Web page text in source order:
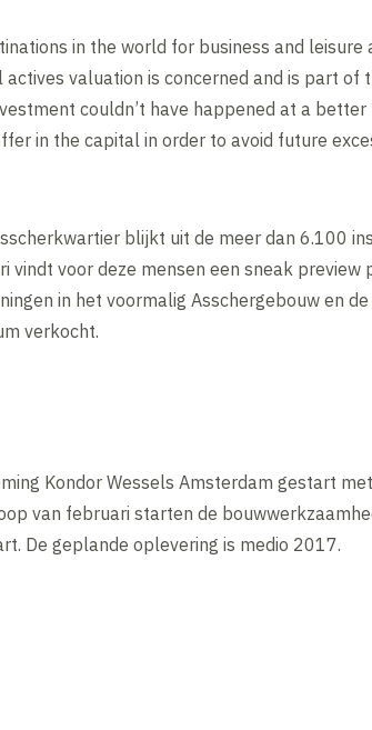
in the world for business and
valuation is concerned and is part of
couldn’t have happened at a better
in the capital in order to avoid future
blijkt uit de meer dan 6.100
vindt voor deze mensen een sneak preview
in het voormalig Asschergebouw en
verkocht.
Kondor Wessels Amsterdam gestart
van februari starten de
De geplande oplevering is medio 2017.